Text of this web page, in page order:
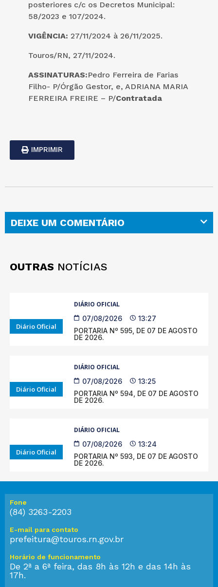
posteriores c/c os Decretos Municipal:
58/2023 e 107/2024.
VIGÊNCIA: 27/11/2024 à 26/11/2025.
Touros/RN, 27/11/2024.
ASSINATURAS:Pedro Ferreira de Farias
Filho- P/Órgão Gestor, e, ADRIANA MARIA
FERREIRA FREIRE – P/Contratada
IMPRIMIR
DEIXE UM COMENTÁRIO
OUTRAS NOTÍCIAS
Diário Oficial
DIÁRIO OFICIAL
07/08/2026
13:27
PORTARIA Nº 595, DE 07 DE AGOSTO
DE 2026.
Diário Oficial
DIÁRIO OFICIAL
07/08/2026
13:25
PORTARIA Nº 594, DE 07 DE AGOSTO
DE 2026.
Diário Oficial
DIÁRIO OFICIAL
07/08/2026
13:24
PORTARIA Nº 593, DE 07 DE AGOSTO
DE 2026.
Fone
(84) 3263-2203
E-mail para contato
prefeitura@touros.rn.gov.br
Horário de funcionamento
De 2ª a 6ª feira, das 8h às 12h e das 14h às
17h.